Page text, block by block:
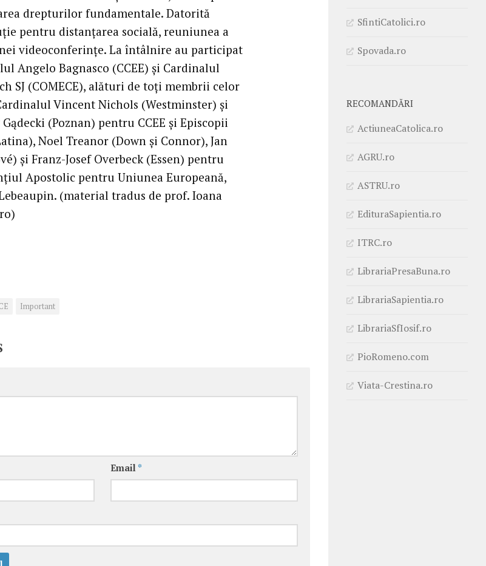
drepturilor fundamentale. Datorită
pentru distanțarea socială, reuniunea a
videoconferințe. La întâlnire au participat
Angelo Bagnasco (CCEE) și Cardinalul
SJ (COMECE), alături de toți membrii celor
Vincent Nichols (Westminster) și
(Poznan) pentru CCEE și Episcopii
Noel Treanor (Down și Connor), Jan
și Franz-Josef Overbeck (Essen) pentru
Apostolic pentru Uniunea Europeană,
(material tradus de prof. Ioana
Important
Email *
SfintiCatolici.ro
Spovada.ro
RECOMANDĂRI
ActiuneaCatolica.ro
AGRU.ro
ASTRU.ro
EdituraSapientia.ro
ITRC.ro
LibrariaPresaBuna.ro
LibrariaSapientia.ro
LibrariaSfIosif.ro
PioRomeno.com
Viata-Crestina.ro